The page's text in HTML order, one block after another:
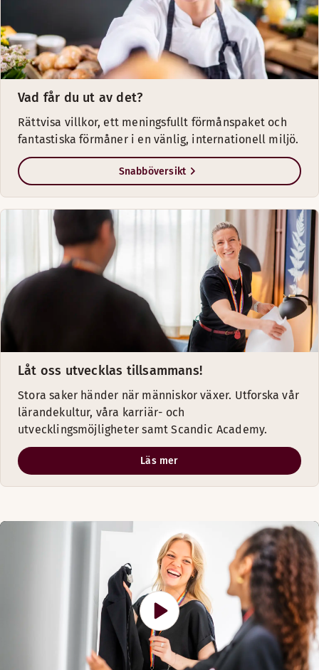
Vad får du ut av det?
Rättvisa villkor, ett meningsfullt förmånspaket och
fantastiska förmåner i en vänlig, internationell miljö.
Snabböversikt
Låt oss utvecklas tillsammans!
Stora saker händer när människor växer. Utforska vår
lärandekultur, våra karriär- och
utvecklingsmöjligheter samt Scandic Academy.
Läs mer